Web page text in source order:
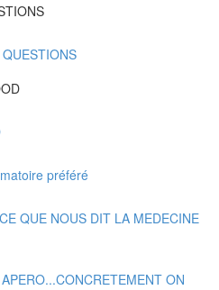
préféré
QUE NOUS DIT LA MEDECINE
ON